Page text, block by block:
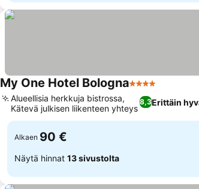
My One Hotel Bologna4 Tähtiluokitus
8,3Erittäin
Alueellisia herkkuja bistrossa,
Kätevä julkisen liikenteen yhteys
Alkaen 90 €
Näytä hinnat 13 sivustolta